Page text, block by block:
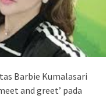
Barbie Kumalasari
and greet’ pada